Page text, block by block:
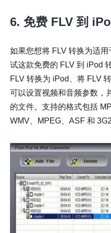
6. 免费 FLV 到
如果您想将 FLV 转换为适
试这款免费的 FLV 到 iPod
FLV 转换为 iPod、将 FLV
可以设置视频和音频参数，
的文件。支持的格式包括
WMV、MPEG、ASF 和 3G2